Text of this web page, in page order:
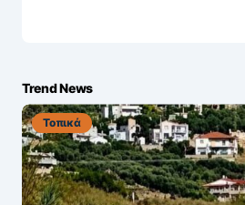
Trend News
Τοπικά